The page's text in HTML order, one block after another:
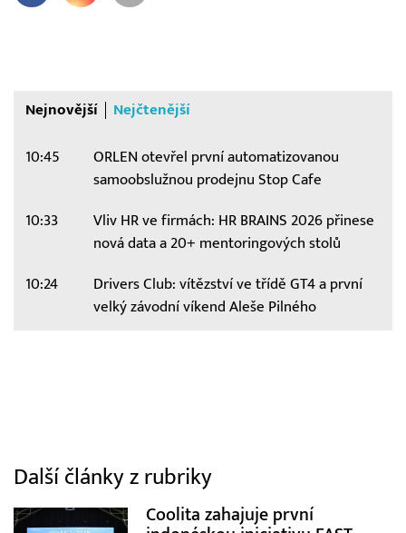
Nejnovější Nejčtenější
10:45
ORLEN otevřel první automatizovanou
samoobslužnou prodejnu Stop Cafe
10:33
Vliv HR ve firmách: HR BRAINS 2026 přinese
nová data a 20+ mentoringových stolů
10:24
Drivers Club: vítězství ve třídě GT4 a první
velký závodní víkend Aleše Pilného
Další články z rubriky
Coolita zahajuje první